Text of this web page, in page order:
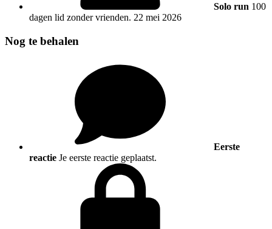
Solo run 100
dagen lid zonder vrienden. 22 mei 2026
Nog te behalen
Eerste
reactie Je eerste reactie geplaatst.